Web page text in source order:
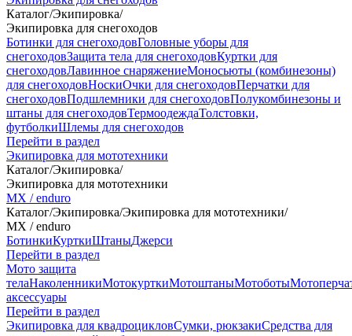
Каталог/Экипировка/
Экипировка для снегоходов
Ботинки для снегоходовГоловные уборы для
снегоходовЗащита тела для снегоходовКуртки для
снегоходовЛавинное снаряжениеМоносьюты (комбинезоны)
для снегоходовНоскиОчки для снегоходовПерчатки для
снегоходовПодшлемники для снегоходовПолукомбинезоны и
штаны для снегоходовТермоодеждаТолстовки,
футболкиШлемы для снегоходов
Перейти в раздел
Экипировка для мототехники
Каталог/Экипировка/
Экипировка для мототехники
MX / enduro
Каталог/Экипировка/Экипировка для мототехники/
MX / enduro
БотинкиКурткиШтаныДжерси
Перейти в раздел
Мото защита
телаНаколенникиМотокурткиМотоштаныМотоботы
аксессуары
Перейти в раздел
Экипировка для квадроцикловСумки, рюкзакиСредства для